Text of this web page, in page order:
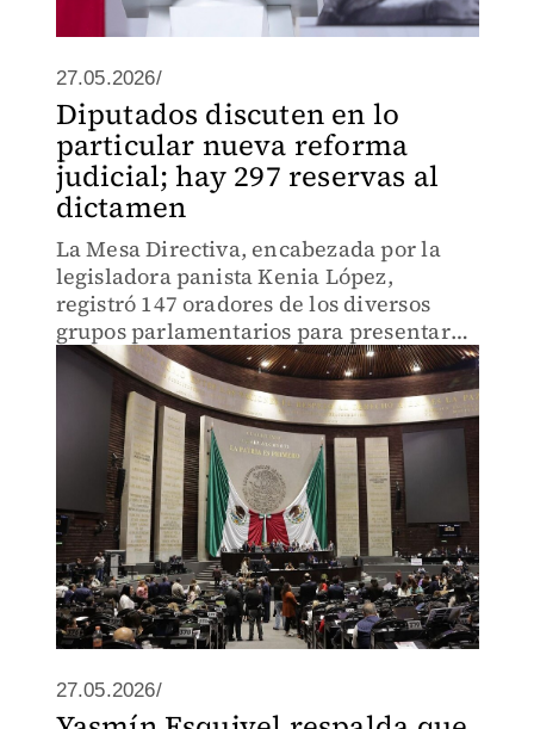
27.05.2026/
Diputados discuten en lo
particular nueva reforma
judicial; hay 297 reservas al
dictamen
La Mesa Directiva, encabezada por la
legisladora panista Kenia López,
registró 147 oradores de los diversos
grupos parlamentarios para presentar
las propuestas de modificación al
proyecto.
27.05.2026/